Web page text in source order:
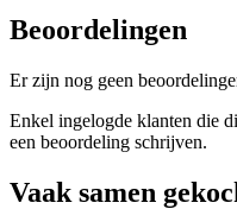
Beoordelingen
Er zijn nog geen
Enkel ingelogde klanten die
een beoordeling schrijven.
Vaak samen